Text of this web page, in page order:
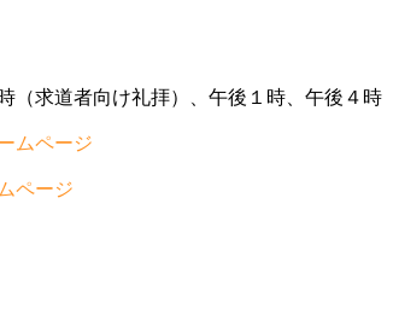
求道者向け礼拝）、午後１時、午後４時
ムページ
ページ